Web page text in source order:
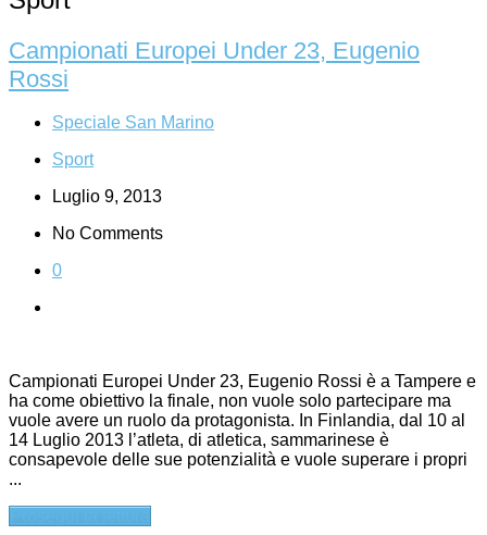
Campionati Europei Under 23, Eugenio
Rossi
Speciale San Marino
Sport
Luglio 9, 2013
No Comments
0
Campionati Europei Under 23, Eugenio Rossi è a Tampere e
ha come obiettivo la finale, non vuole solo partecipare ma
vuole avere un ruolo da protagonista. In Finlandia, dal 10 al
14 Luglio 2013 l’atleta, di atletica, sammarinese è
consapevole delle sue potenzialità e vuole superare i propri
...